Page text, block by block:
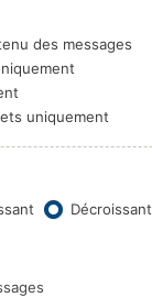
des messages
uniquement
Décroissant